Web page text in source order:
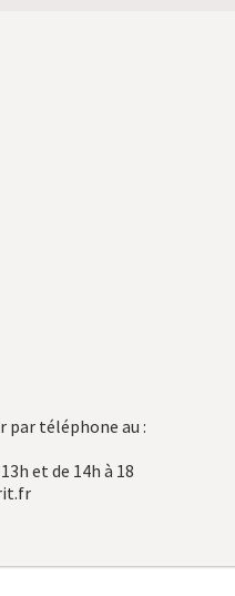
par téléphone au :
et de 14h à 18